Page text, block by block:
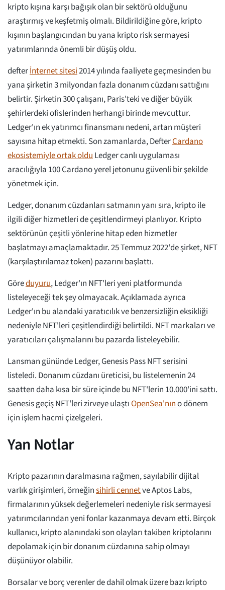
kripto kışına karşı bağışık olan bir sektörü olduğunu
araştırmış ve keşfetmiş olmalı. Bildirildiğine göre, kripto
kışının başlangıcından bu yana kripto risk sermayesi
yatırımlarında önemli bir düşüş oldu.
defterİnternet sitesi2014 yılında faaliyete geçmesinden bu
yana şirketin 3 milyondan fazla donanım cüzdanı sattığını
belirtir. Şirketin 300 çalışanı, Paris'teki ve diğer büyük
şehirlerdeki ofislerinden herhangi birinde mevcuttur.
Ledger'ın ek yatırımcı finansmanı nedeni, artan müşteri
sayısına hitap etmekti. Son zamanlarda, DefterCardano
ekosistemiyle ortak olduLedger canlı uygulaması
aracılığıyla 100 Cardano yerel jetonunu güvenli bir şekilde
yönetmek için.
Ledger, donanım cüzdanları satmanın yanı sıra, kripto ile
ilgili diğer hizmetleri de çeşitlendirmeyi planlıyor. Kripto
sektörünün çeşitli yönlerine hitap eden hizmetler
başlatmayı amaçlamaktadır. 25 Temmuz 2022'de şirket, NFT
(karşılaştırılamaz token) pazarını başlattı.
Göreduyuru, Ledger'ın NFT'leri yeni platformunda
listeleyeceği tek şey olmayacak. Açıklamada ayrıca
Ledger'ın bu alandaki yaratıcılık ve benzersizliğin eksikliği
nedeniyle NFT'leri çeşitlendirdiği belirtildi. NFT markaları ve
yaratıcıları çalışmalarını bu pazarda listeleyebilir.
Lansman gününde Ledger, Genesis Pass NFT serisini
listeledi. Donanım cüzdanı üreticisi, bu listelemenin 24
saatten daha kısa bir süre içinde bu NFT'lerin 10.000'ini sattı.
Genesis geçiş NFT'leri zirveye ulaştıOpenSea'nıno dönem
için işlem hacmi çizelgeleri.
Yan Notlar
Kripto pazarının daralmasına rağmen, sayılabilir dijital
varlık girişimleri, örneğinsihirli cennetve Aptos Labs,
firmalarının yüksek değerlemeleri nedeniyle risk sermayesi
yatırımcılarından yeni fonlar kazanmaya devam etti. Birçok
kullanıcı, kripto alanındaki son olayları takiben kriptolarını
depolamak için bir donanım cüzdanına sahip olmayı
düşünüyor olabilir.
Borsalar ve borç verenler de dahil olmak üzere bazı kripto